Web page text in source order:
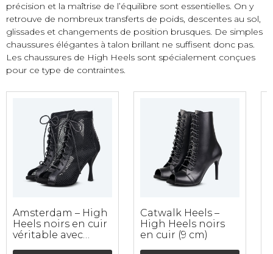
précision et la maîtrise de l’équilibre sont essentielles. On y
retrouve de nombreux transferts de poids, descentes au sol,
glissades et changements de position brusques. De simples
chaussures élégantes à talon brillant ne suffisent donc pas.
Les chaussures de High Heels sont spécialement conçues
pour ce type de contraintes.
Amsterdam – High
Heels noirs en cuir
véritable avec
Catwalk Heels –
High Heels noirs
en cuir (9 cm)